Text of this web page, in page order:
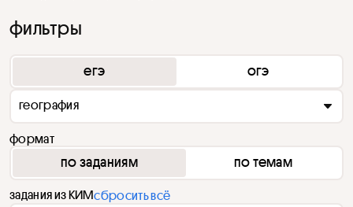
фильтры
егэ огэ
география
формат
по заданиям по темам
задания из КИМсбросить всё